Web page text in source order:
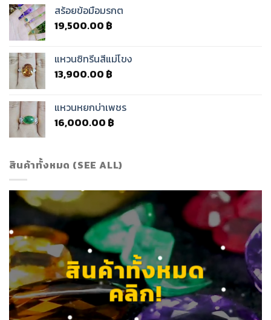
สร้อยข้อมือมรกต
19,500.00 ฿
แหวนซิทรีนสีแม่โขง
13,900.00 ฿
แหวนหยกบ่าเพชร
16,000.00 ฿
สินค้าทั้งหมด (SEE ALL)
สินค้าทั้งหมด
คลิก!